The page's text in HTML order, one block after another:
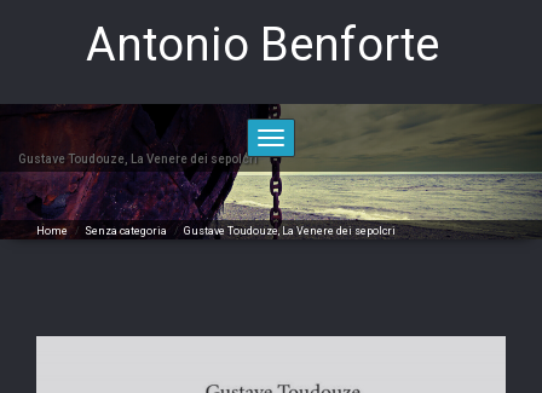
Antonio Benforte
Toggle
navigation
Gustave Toudouze, La Venere dei sepolcri
Home / Senza categoria / Gustave Toudouze, La Venere dei sepolcri